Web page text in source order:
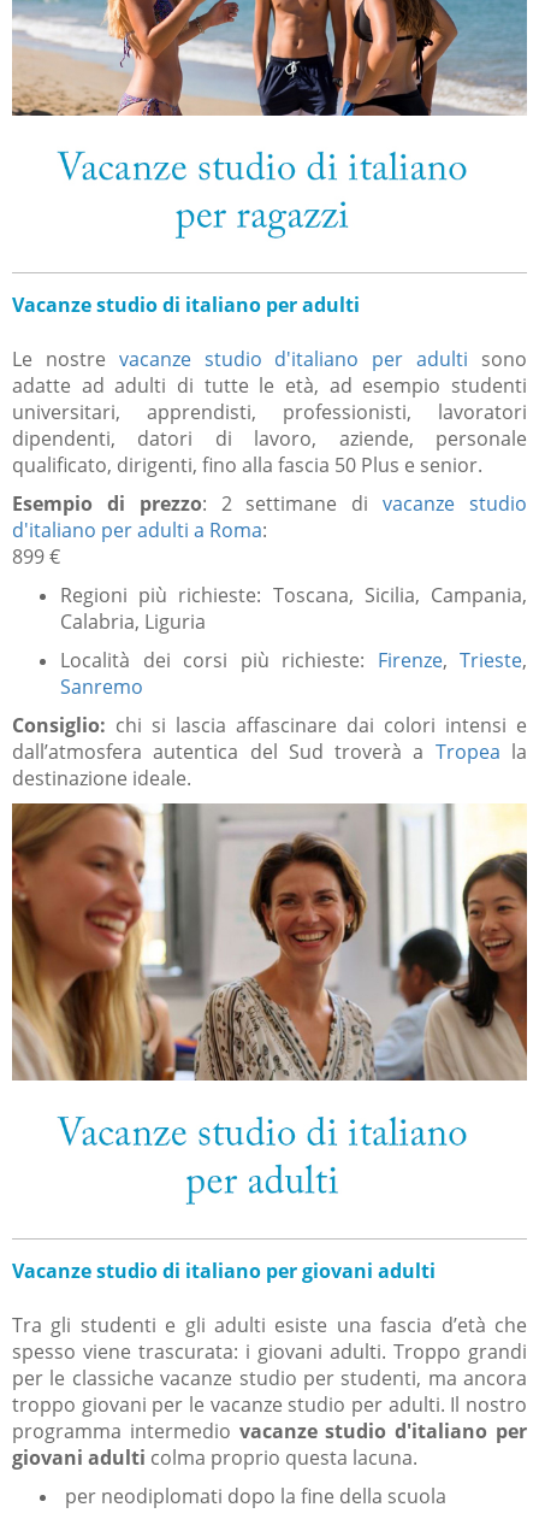
Vacanze studio di italiano per adulti
Le nostre vacanze studio d'italiano per adulti sono
adatte ad adulti di tutte le età, ad esempio studenti
universitari, apprendisti, professionisti, lavoratori
dipendenti, datori di lavoro, aziende, personale
qualificato, dirigenti, fino alla fascia 50 Plus e senior.
Esempio di prezzo: 2 settimane divacanze studio
d'italiano per adulti a Roma:
899 €
Regioni più richieste: Toscana, Sicilia, Campania,
Calabria, Liguria
Località dei corsi più richieste: Firenze, Trieste,
Sanremo
Consiglio: chi si lascia affascinare dai colori intensi e
dall’atmosfera autentica del Sud troverà a Tropea la
destinazione ideale.
Vacanze studio di italiano per giovani adulti
Tra gli studenti e gli adulti esiste una fascia d’età che
spesso viene trascurata: i giovani adulti. Troppo grandi
per le classiche vacanze studio per studenti, ma ancora
troppo giovani per le vacanze studio per adulti. Il nostro
programma intermedio vacanze studio d'italiano per
giovani adulti colma proprio questa lacuna.
per neodiplomati dopo la fine della scuola